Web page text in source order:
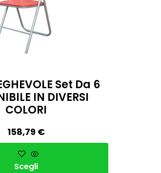
Set Da 6
IN DIVERSI
COLORI
158,79 €
Scegli